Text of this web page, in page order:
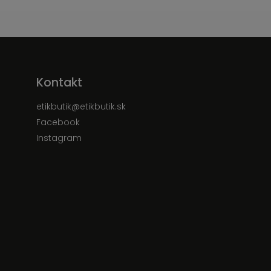
Kontakt
etikbutik@etikbutik.sk
Facebook
Instagram